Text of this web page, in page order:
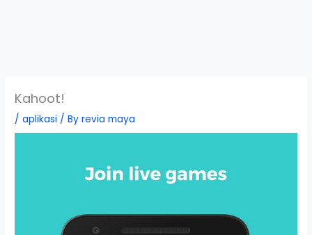
Kahoot!
/aplikasi / Byrevia maya